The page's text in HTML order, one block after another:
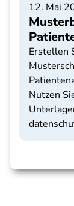
12. Mai
Erstellen
Nutzen